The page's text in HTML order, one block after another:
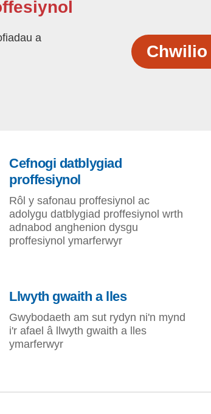
a
Chwilio
Cefnogi datblygiad
proffesiynol
Rôl y safonau proffesiynol ac
adolygu datblygiad proffesiynol wrth
adnabod anghenion dysgu
proffesiynol ymarferwyr
Llwyth gwaith a lles
Gwybodaeth am sut rydyn ni'n mynd
i'r afael â llwyth gwaith a lles
ymarferwyr